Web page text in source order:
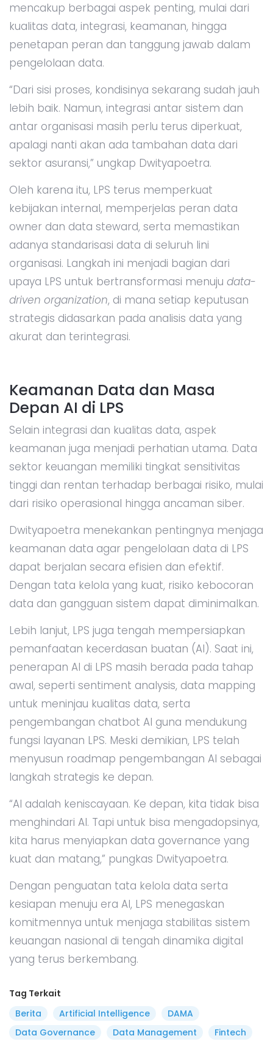
mencakup berbagai aspek penting, mulai dari
kualitas data, integrasi, keamanan, hingga
penetapan peran dan tanggung jawab dalam
pengelolaan data.
“Dari sisi proses, kondisinya sekarang sudah jauh
lebih baik. Namun, integrasi antar sistem dan
antar organisasi masih perlu terus diperkuat,
apalagi nanti akan ada tambahan data dari
sektor asuransi,” ungkap Dwityapoetra.
Oleh karena itu, LPS terus memperkuat
kebijakan internal, memperjelas peran data
owner dan data steward, serta memastikan
adanya standarisasi data di seluruh lini
organisasi. Langkah ini menjadi bagian dari
upaya LPS untuk bertransformasi menuju data-
driven organization, di mana setiap keputusan
strategis didasarkan pada analisis data yang
akurat dan terintegrasi.
Keamanan Data dan Masa
Depan AI di LPS
Selain integrasi dan kualitas data, aspek
keamanan juga menjadi perhatian utama. Data
sektor keuangan memiliki tingkat sensitivitas
tinggi dan rentan terhadap berbagai risiko, mulai
dari risiko operasional hingga ancaman siber.
Dwityapoetra menekankan pentingnya menjaga
keamanan data agar pengelolaan data di LPS
dapat berjalan secara efisien dan efektif.
Dengan tata kelola yang kuat, risiko kebocoran
data dan gangguan sistem dapat diminimalkan.
Lebih lanjut, LPS juga tengah mempersiapkan
pemanfaatan kecerdasan buatan (AI). Saat ini,
penerapan AI di LPS masih berada pada tahap
awal, seperti sentiment analysis, data mapping
untuk meninjau kualitas data, serta
pengembangan chatbot AI guna mendukung
fungsi layanan LPS. Meski demikian, LPS telah
menyusun roadmap pengembangan AI sebagai
langkah strategis ke depan.
“AI adalah keniscayaan. Ke depan, kita tidak bisa
menghindari AI. Tapi untuk bisa mengadopsinya,
kita harus menyiapkan data governance yang
kuat dan matang,” pungkas Dwityapoetra.
Dengan penguatan tata kelola data serta
kesiapan menuju era AI, LPS menegaskan
komitmennya untuk menjaga stabilitas sistem
keuangan nasional di tengah dinamika digital
yang terus berkembang.
Tag Terkait
Berita
Artificial Intelligence
DAMA
Data Governance
Data Management Fintech